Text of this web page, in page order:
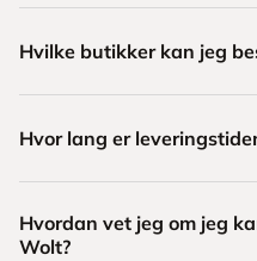
Hvilke butikker kan jeg
Hvor lang er
Hvordan vet jeg om jeg
Wolt?